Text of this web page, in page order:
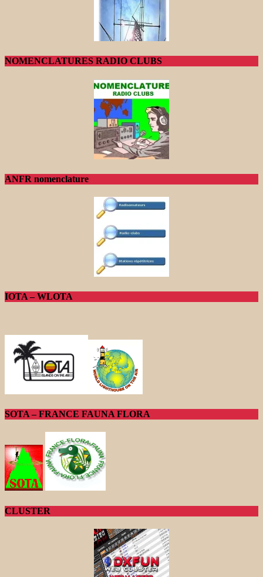
NOMENCLATURES RADIO CLUBS
ANFR nomenclature
IOTA – WLOTA
SOTA – FRANCE FAUNA FLORA
CLUSTER